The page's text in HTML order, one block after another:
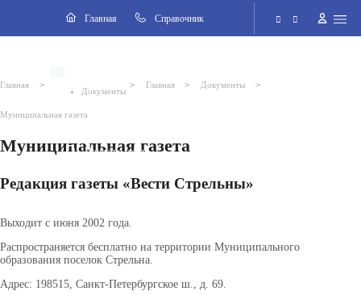
Главная Cправочник
Поиск по сайту
Главная >
Документы
> Главная > Документы >
Муниципальная газета
Муниципальная газета
Редакция газеты «Вести Стрельны»
Выходит с июня 2002 года.
Распространяется бесплатно на территории Муниципального
образования поселок Стрельна.
Адрес: 198515, Санкт-Петербургское ш., д. 69.